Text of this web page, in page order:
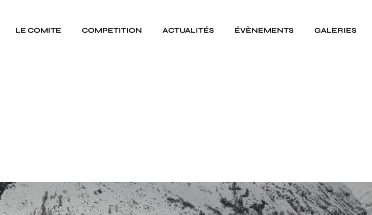
LE COMITE COMPETITION ACTUALITÉS ÉVÈNEMENTS GALERIES